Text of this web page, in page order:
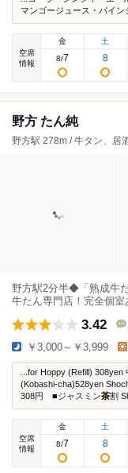
マンゴージュース・パイ
空席
情報
金
8/7
土
8
野方 たん純
野方駅 278m / 牛タン、居
野方駅2分半◆「熟成牛
牛たん専門店！完全個室
3.42
￥3,000～￥3,999
...for Hoppy (Refill)
(Kobashi-cha)528yen
308円 ■ジャスミン茶割
空席
情報
金
8/7
土
8